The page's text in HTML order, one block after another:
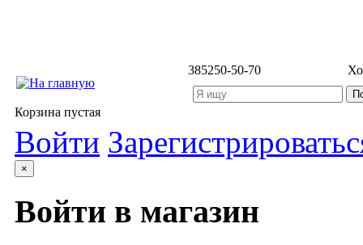
385250-50-70
Корзина пустая
Войти
×
Войти в магазин